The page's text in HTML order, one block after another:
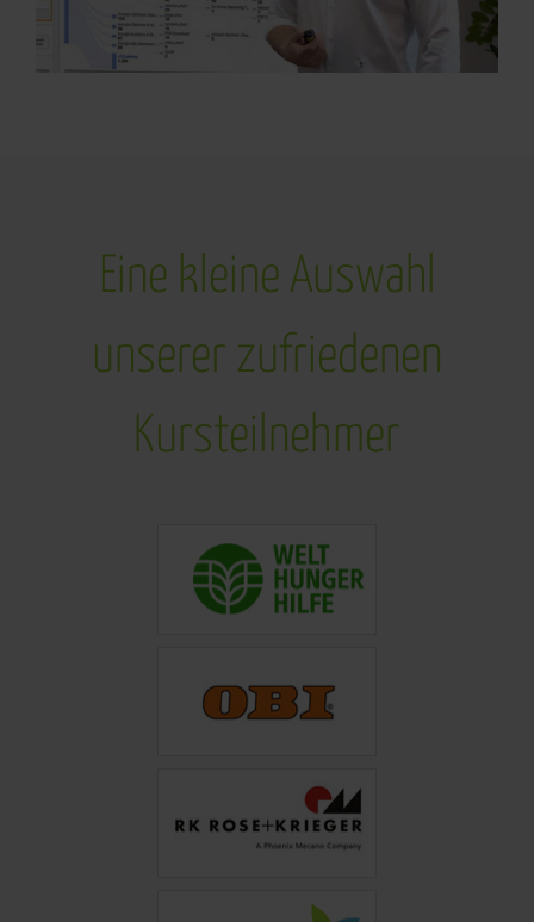
Eine kleine Auswahl
unserer zufriedenen
Kursteilnehmer